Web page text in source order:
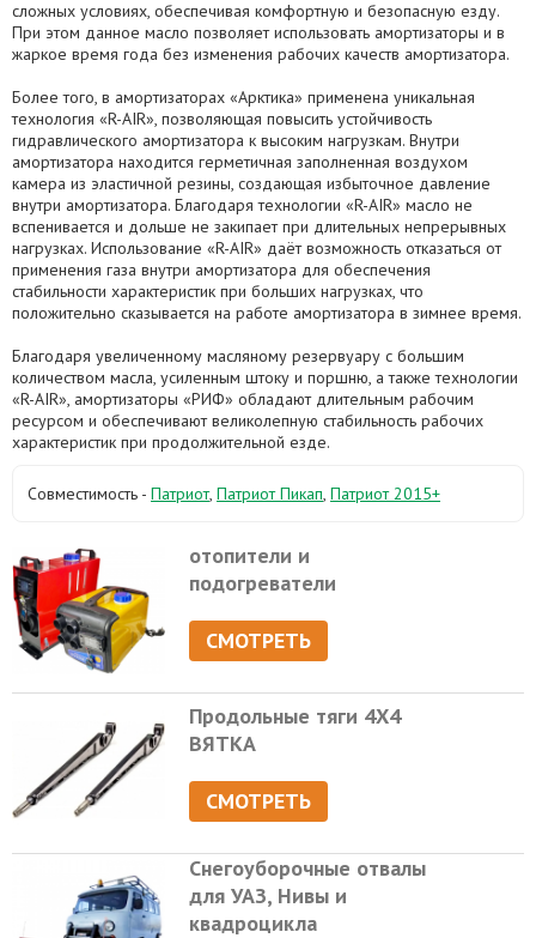
сложных условиях, обеспечивая комфортную и безопасную езду.
При этом данное масло позволяет использовать амортизаторы и в
жаркое время года без изменения рабочих качеств амортизатора.
Более того, в амортизаторах «Арктика» применена уникальная
технология «R-AIR», позволяющая повысить устойчивость
гидравлического амортизатора к высоким нагрузкам. Внутри
амортизатора находится герметичная заполненная воздухом
камера из эластичной резины, создающая избыточное давление
внутри амортизатора. Благодаря технологии «R-AIR» масло не
вспенивается и дольше не закипает при длительных непрерывных
нагрузках. Использование «R-AIR» даёт возможность отказаться от
применения газа внутри амортизатора для обеспечения
стабильности характеристик при больших нагрузках, что
положительно сказывается на работе амортизатора в зимнее время.
Благодаря увеличенному масляному резервуару с большим
количеством масла, усиленным штоку и поршню, а также технологии
«R-AIR», амортизаторы «РИФ» обладают длительным рабочим
ресурсом и обеспечивают великолепную стабильность рабочих
характеристик при продолжительной езде.
Совместимость - Патриот, Патриот Пикап, Патриот 2015+
отопители и
подогреватели
СМОТРЕТЬ
Продольные тяги 4Х4
ВЯТКА
СМОТРЕТЬ
Снегоуборочные отвалы
для УАЗ, Нивы и
квадроцикла